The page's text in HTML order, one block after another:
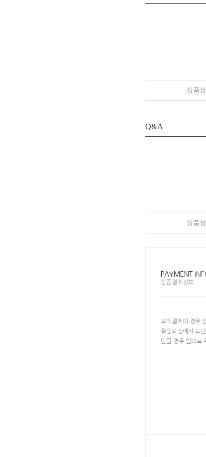
상품
Q&A
상품
PAYMENT
상품결제정보
고액결제의 경우
확인과정에서 도
단될 경우 임의로